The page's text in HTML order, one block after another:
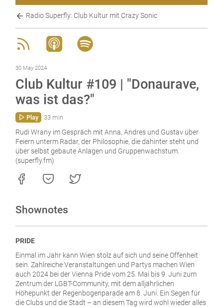
Radio Superfly: Club Kultur mit Crazy Sonic
30 May 2024
Club Kultur #109 | "Donaurave,
was ist das?"
Play 33 min
Rudi Wrany im Gespräch mit Anna, Andres und Gustav über
Feiern unterm Radar, der Philosophie, die dahinter steht und
über selbst gebaute Anlagen und Gruppenwachstum.
(superfly.fm)
Shownotes
PRIDE
Einmal im Jahr kann Wien stolz auf sich und seine Offenheit
sein. Zahlreiche Veranstaltungen und Partys machen Wien
auch 2024 bei der Vienna Pride vom 25. Mai bis 9. Juni zum
Zentrum der LGBT-Community, mit dem alljährlichen
Höhepunkt der Regenbogenparade am 8. Juni. Ein Segen für
die Clubs und die Stadt – an diesem Tag wird wohl wieder alles